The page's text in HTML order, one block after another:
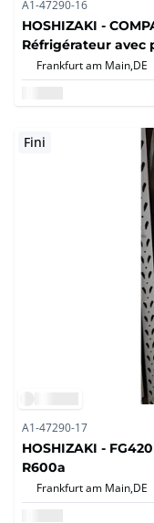
A1-47290-16
HOSHIZAKI -
Réfrigérateur avec
Frankfurt am Main,DE
Fini
A1-47290-17
HOSHIZAKI -
R600a
Frankfurt am Main,DE